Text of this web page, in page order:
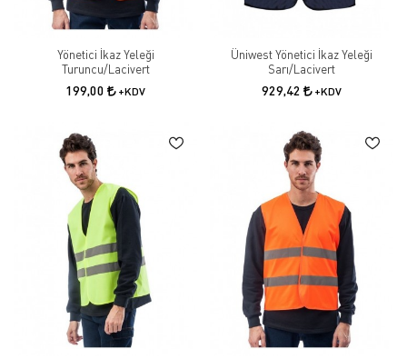
Yönetici İkaz Yeleği
Turuncu/Lacivert
199,00 +KDV
Üniwest Yönetici İkaz Yeleği
Sarı/Lacivert
929,42 +KDV